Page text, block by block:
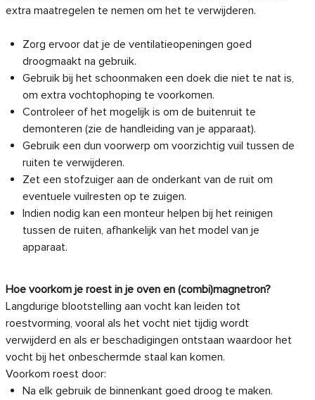
extra maatregelen te nemen om het te verwijderen.
Zorg ervoor dat je de ventilatieopeningen goed
droogmaakt na gebruik.
Gebruik bij het schoonmaken een doek die niet te nat is,
om extra vochtophoping te voorkomen.
Controleer of het mogelijk is om de buitenruit te
demonteren (zie de handleiding van je apparaat).
Gebruik een dun voorwerp om voorzichtig vuil tussen de
ruiten te verwijderen.
Zet een stofzuiger aan de onderkant van de ruit om
eventuele vuilresten op te zuigen.
Indien nodig kan een monteur helpen bij het reinigen
tussen de ruiten, afhankelijk van het model van je
apparaat.
Hoe voorkom je roest in je oven en (combi)magnetron?
Langdurige blootstelling aan vocht kan leiden tot
roestvorming, vooral als het vocht niet tijdig wordt
verwijderd en als er beschadigingen ontstaan waardoor het
vocht bij het onbeschermde staal kan komen.
Voorkom roest door:
Na elk gebruik de binnenkant goed droog te maken.